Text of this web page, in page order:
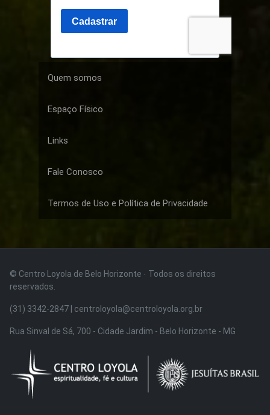
Quem somos
Espaço Físico
Links
Fale Conosco
Termos de Uso e Política de Privacidade
© Centro Loyola de Belo Horizonte · Todos os direitos
reservados.
(31) 3342-2847 | centroloyola@centroloyola.org.br
Rua Sinval de Sá, 700 - Cidade Jardim - Belo Horizonte - MG